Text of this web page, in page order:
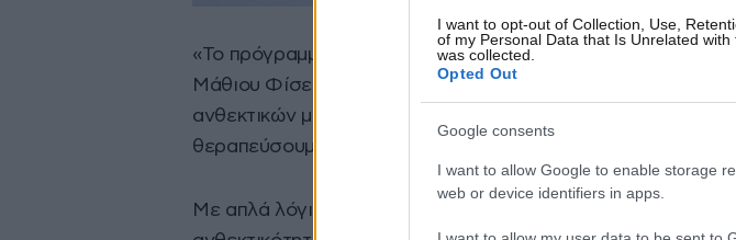
I want to opt-out of Collection, Use,
of my Personal Data that Is Unrelated
was collected.
Opted Out
Google consents
I want to allow Google to enable storage
web or device identifiers in apps.
«Το πρόγραμμα είναι τεράστιο» λέει ο καθηγητής
Μάθιου Φίσερ, εκ των συντακτών της πρόσφατης έρευνας
ανθεκτικών μυκήτων. «Είμαστε εξαρτημένοι από το να
θεραπεύσουμε αυτούς τους ασθενείς με αντιμυκητιαστικά».
Με απλά λόγια, οι μύκητες, όπως τα βακτήρια, αναπτύσσουν